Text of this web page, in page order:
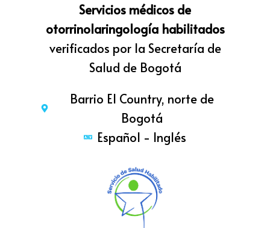
Servicios médicos de
otorrinolaringología habilitados
verificados por la Secretaría de
Salud de Bogotá
Barrio El Country, norte de
Bogotá
Español - Inglés